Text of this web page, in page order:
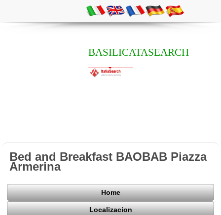
BASILICATASEARCH
Bed and Breakfast BAOBAB Piazza
Armerina
Home
Localizacion